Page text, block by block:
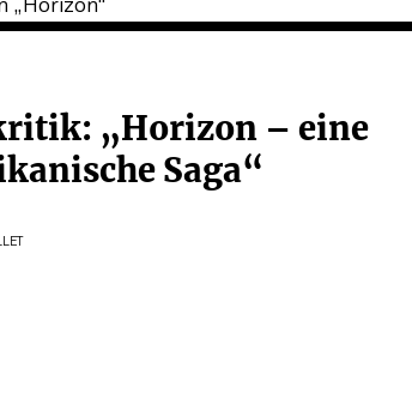
„Horizon – eine
Saga“